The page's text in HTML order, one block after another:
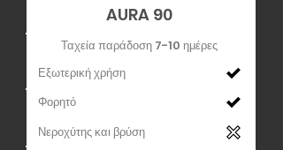
AURA 90
Εξωτερική χρήση
Φορητό
Ταχεία παράδοση 7-10 ημέρες
Νεροχύτης και βρύση